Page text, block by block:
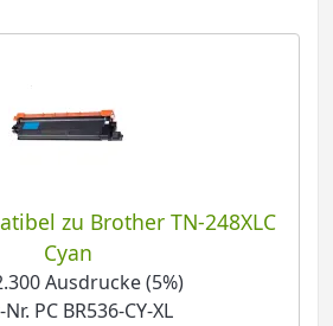
zu Brother TN-248XLC
Cyan
Ausdrucke (5%)
PC BR536-CY-XL